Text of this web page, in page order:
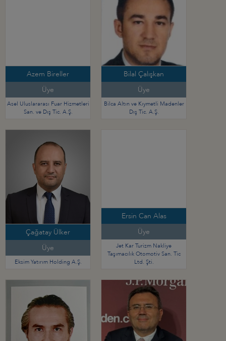
Azem Bireller
Üye
Asel Uluslararası Fuar Hizmetleri
San. ve Dış Tic. A.Ş.
Bilal Çalışkan
Üye
Bilca Altın ve Kıymetli Madenler
Dış Tic. A.Ş.
Çağatay Ülker
Üye
Eksim Yatırım Holding A.Ş.
Ersin Can Alas
Üye
Jet Kar Turizm Nakliye
Taşımacılık Otomotiv San. Tic
Ltd. Şti.